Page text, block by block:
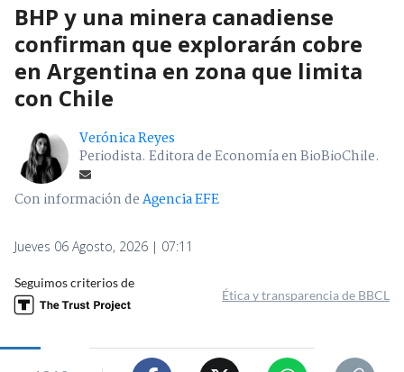
BHP y una minera canadiense
confirman que explorarán cobre
en Argentina en zona que limita
con Chile
Verónica Reyes
Periodista. Editora de Economía en BioBioChile.
Con información deAgencia EFE
Jueves 06 Agosto, 2026 | 07:11
Seguimos criterios de
Ética y transparencia de BBCL